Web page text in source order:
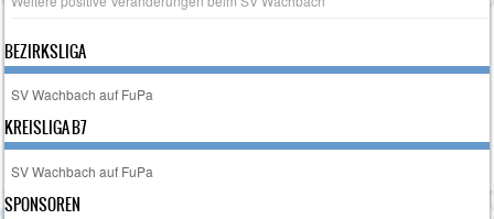
BEZIRKSLIGA
SV Wachbach auf FuPa
KREISLIGA B7
SV Wachbach auf FuPa
SPONSOREN